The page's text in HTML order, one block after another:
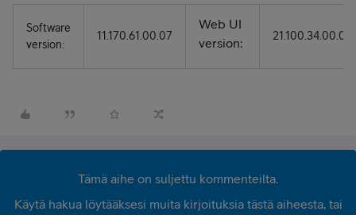
Software
version:
11.170.61.00.07
Web UI
version:
21.100.34.00.03
Tämä aihe on suljettu kommenteilta.
Käytä hakua löytääksesi muita kirjoituksia tästä aiheesta, tai